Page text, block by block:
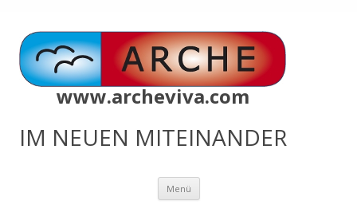
www.archeviva.com
IM NEUEN MITEINANDER
Menü Zum
springen